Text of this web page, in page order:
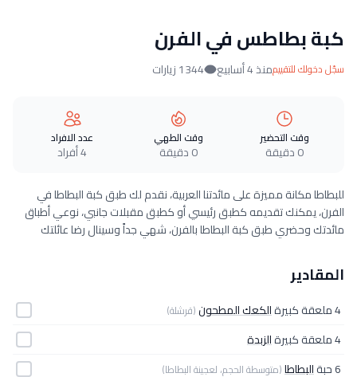
كبة بطاطس في الفرن
سجّل دخولك للتقييممنذ 4 أسابيع 1344 زيارات
وقت التحضير
0 دقيقة
وقت الطهي
0 دقيقة
عدد الافراد
4 أفراد
للبطاطا مكانة مميزة على مائدتنا العربية، نقدم لك طبق كبة البطاطا في
الفرن، يمكنك تقديمه كطبق رئيسي أو كطبق مقبلات جانبي، نوعي أطباق
مائدتك وحضري طبق كبة البطاطا بالفرن، شهي جداً وسينال رضا عائلتك
المقادير
4 ملعقة كبيرة الكعك المطحون(قرشلة)
4 ملعقة كبيرة
الزبدة
6 حبة
البطاطا(متوسطة الحجم، لعجينة البطاطا)